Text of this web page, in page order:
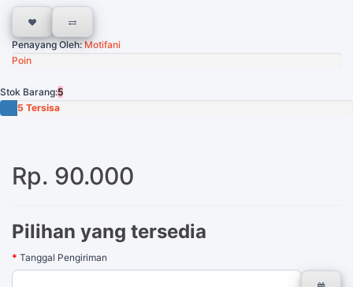
Penayang Oleh:Motifani
Poin
Stok Barang:5
5 Tersisa
Rp. 90.000
Pilihan yang tersedia
Tanggal Pengiriman